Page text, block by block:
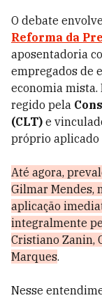
O debate
Reforma da
aposentadoria
empregados de
economia mista.
regido pela
(CLT) e
próprio aplicado
Até agora,
Gilmar Mendes,
aplicação
integralmente
Cristiano Zanin,
Marques.
Nesse